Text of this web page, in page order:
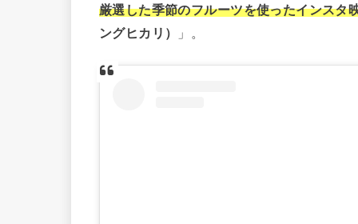
厳選した季節のフルーツを使ったインスタ
ングヒカリ）
」。